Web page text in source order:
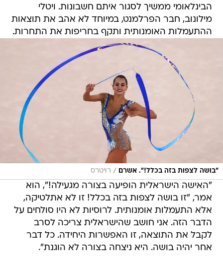
הבינלאומי ממשיך לסגור איתם חשבונות. ויטלי
מילונוב, חבר הפרלמנט, במיוחד לא אהב את תוצאות
ההתעמלות האומנותית ותקף בחריפות את התחרות.
"בושה לצפות בזה בכלל!". אשרם / רויטרס
"האישה הישראלית הופיעה בצורה מגעילה!", הוא
אמר, "זו בושה לצפות בזה בכלל! זו לא אתלטיקה,
אלא התעמלות אומנותית. לרוסיות לא היו סולחים על
הדבר הזה. אני חושב שהישראלית צריכה לסרב
לקבל את התוצאה, זו האפשרות היחידה. כל דבר
אחר יהיה בושה. היא ניצחה בצורה לא הוגנת".